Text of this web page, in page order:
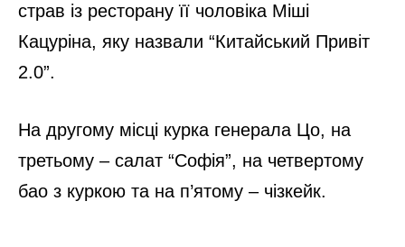
страв із ресторану її чоловіка Міші
Кацуріна, яку назвали “Китайський Привіт
2.0”.
На другому місці курка генерала Цо, на
третьому – салат “Софія”, на четвертому
бао з куркою та на п’ятому – чізкейк.